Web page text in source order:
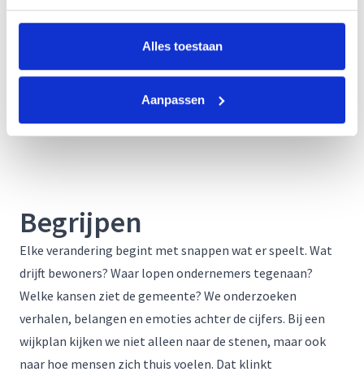
Alles toestaan
Aanpassen
Begrijpen
Elke verandering begint met snappen wat er speelt. Wat
drijft bewoners? Waar lopen ondernemers tegenaan?
Welke kansen ziet de gemeente? We onderzoeken
verhalen, belangen en emoties achter de cijfers. Bij een
wijkplan kijken we niet alleen naar de stenen, maar ook
naar hoe mensen zich thuis voelen. Dat klinkt